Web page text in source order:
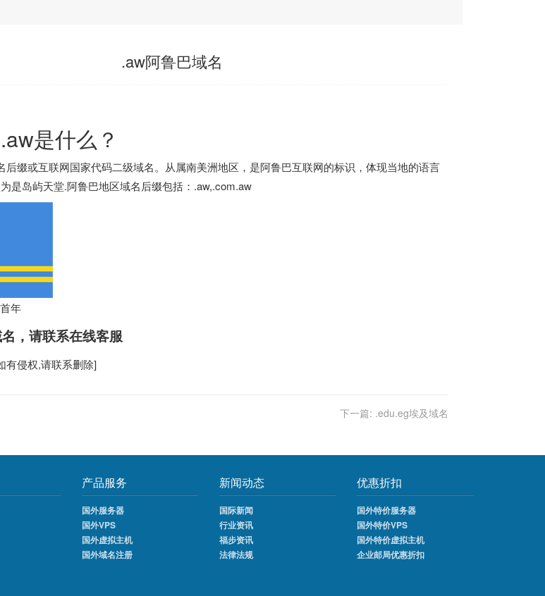
.aw阿鲁巴域名
是什么？
后缀或互联网国家代码二级域名。从属南美洲地区，是阿鲁巴互联网的标识，体现当地的语言
是岛屿天堂.阿鲁巴地区域名后缀包括：.aw,.com.aw
年
，请联系在线客服
有侵权,请联系删除]
下一篇: .edu.eg埃及域名
产品服务
国外服务器
国外VPS
国外虚拟主机
国外域名注册
新闻动态
国际新闻
行业资讯
福步资讯
法律法规
优惠折扣
国外特价服务器
国外特价VPS
国外特价虚拟主机
企业邮局优惠折扣